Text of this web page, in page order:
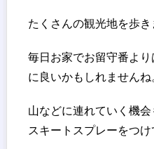
たくさんの観光地を歩き
毎日お家でお留守番よ
に良いかもしれませんね
山などに連れていく機
スキートスプレーをつけ